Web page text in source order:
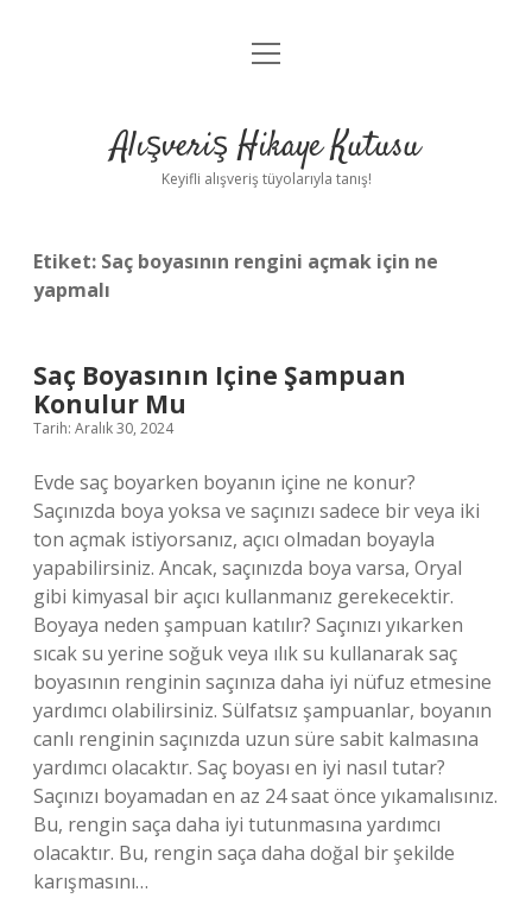
Anasayfa
Yasal Uyarı
menüyü
Alışveriş Hikaye Kutusu
Keyifli alışveriş tüyolarıyla tanış!
Etiket: Saç boyasının rengini açmak için ne
yapmalı
Saç Boyasının Içine Şampuan
Konulur Mu
Tarih: Aralık 30, 2024
Evde saç boyarken boyanın içine ne konur?
Saçınızda boya yoksa ve saçınızı sadece bir veya iki
ton açmak istiyorsanız, açıcı olmadan boyayla
yapabilirsiniz. Ancak, saçınızda boya varsa, Oryal
gibi kimyasal bir açıcı kullanmanız gerekecektir.
Boyaya neden şampuan katılır? Saçınızı yıkarken
sıcak su yerine soğuk veya ılık su kullanarak saç
boyasının renginin saçınıza daha iyi nüfuz etmesine
yardımcı olabilirsiniz. Sülfatsız şampuanlar, boyanın
canlı renginin saçınızda uzun süre sabit kalmasına
yardımcı olacaktır. Saç boyası en iyi nasıl tutar?
Saçınızı boyamadan en az 24 saat önce yıkamalısınız.
Bu, rengin saça daha iyi tutunmasına yardımcı
olacaktır. Bu, rengin saça daha doğal bir şekilde
karışmasını…